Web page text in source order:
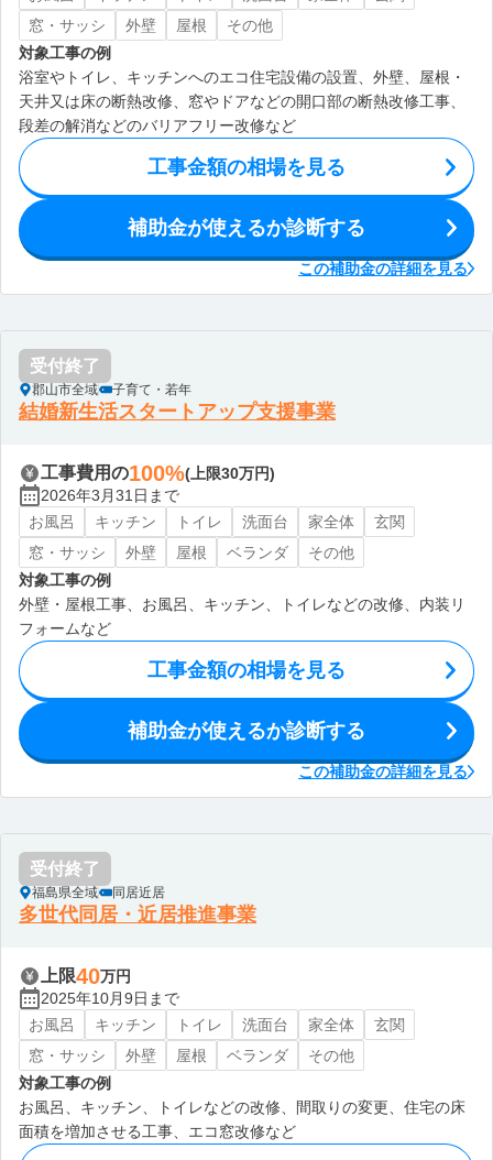
窓・サッシ
外壁 屋根
その他
対象工事の例
浴室やトイレ、キッチンへのエコ住宅設備の設置、外壁、屋根・
天井又は床の断熱改修、窓やドアなどの開口部の断熱改修工事、
段差の解消などのバリアフリー改修など
工事金額の相場を見る
補助金が使えるか診断する
この補助金の詳細を見る
受付終了
郡山市全域 子育て・若年
結婚新生活スタートアップ支援事業
工事費用の100%(上限30万円)
2026年3月31日まで
お風呂
キッチン トイレ 洗面台 家全体
玄関
窓・サッシ
外壁 屋根 ベランダ
その他
対象工事の例
外壁・屋根工事、お風呂、キッチン、トイレなどの改修、内装リ
フォームなど
工事金額の相場を見る
補助金が使えるか診断する
この補助金の詳細を見る
受付終了
福島県全域 同居近居
多世代同居・近居推進事業
上限40万円
2025年10月9日まで
お風呂
キッチン トイレ 洗面台 家全体
玄関
窓・サッシ
外壁 屋根 ベランダ
その他
対象工事の例
お風呂、キッチン、トイレなどの改修、間取りの変更、住宅の床
面積を増加させる工事、エコ窓改修など